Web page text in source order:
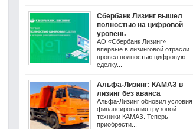
Сбербанк Лизинг вышел
полностью на цифровой
уровень
АО «Сбербанк Лизинг»
впервые в лизинговой отрасли
провел полностью цифровую
сделку...
Альфа-Лизинг: КАМАЗ в
лизинг без аванса
Альфа-Лизинг обновил условия
финансирования грузовой
техники КАМАЗ. Теперь
приобрести...